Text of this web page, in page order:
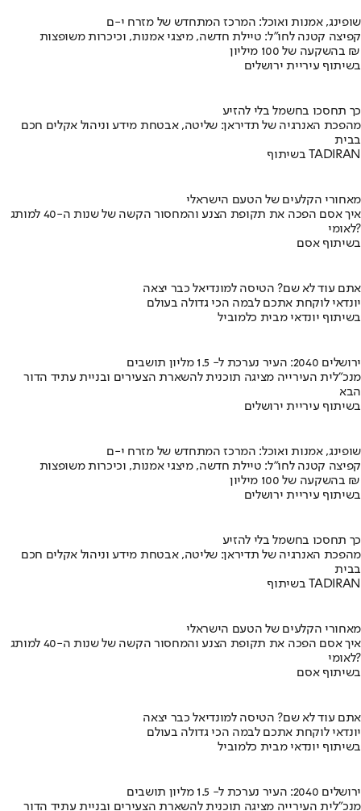
שופינג, אמנות ואוכל: המרכז המתחדש של מזרח י-ם
קפיצה קטנה לחו"ל: טיילת חדשה, מיצגי אמנות, וכיכרות משופצות
בהשקעה של 100 מיליון ₪
בשיתוף עיריית ירושלים
כך תחסכו בחשמל בלי להזיע
מהפכת האנרגיה של תדיראן: שליטה, אבטחת מידע וניהול אקלים חכם
בבית
בשיתוף TADIRAN
מאחורי הקלעים של הטעם הישראלי
איך אסם הפכה את תקופת הצנע והמחסור הקשה של שנות ה-40 למותג
לאומי?
בשיתוף אסם
אתם עוד לא שם? הטיסה למונדיאל כבר יצאה
יונדאי לוקחת אתכם לבמה הכי גדולה בעולם
בשיתוף יונדאי מבית כלמוביל
ירושלים 2040: העיר נערכת ל- 1.5 מליון תושבים
מנכ"לית העירייה מציגה תוכנית להשארת הצעירים ובניית עתיד הדור
הבא
בשיתוף עיריית ירושלים
שופינג, אמנות ואוכל: המרכז המתחדש של מזרח י-ם
קפיצה קטנה לחו"ל: טיילת חדשה, מיצגי אמנות, וכיכרות משופצות
בהשקעה של 100 מיליון ₪
בשיתוף עיריית ירושלים
כך תחסכו בחשמל בלי להזיע
מהפכת האנרגיה של תדיראן: שליטה, אבטחת מידע וניהול אקלים חכם
בבית
בשיתוף TADIRAN
מאחורי הקלעים של הטעם הישראלי
איך אסם הפכה את תקופת הצנע והמחסור הקשה של שנות ה-40 למותג
לאומי?
בשיתוף אסם
אתם עוד לא שם? הטיסה למונדיאל כבר יצאה
יונדאי לוקחת אתכם לבמה הכי גדולה בעולם
בשיתוף יונדאי מבית כלמוביל
ירושלים 2040: העיר נערכת ל- 1.5 מליון תושבים
מנכ"לית העירייה מציגה תוכנית להשארת הצעירים ובניית עתיד הדור